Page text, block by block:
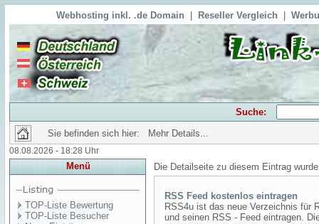
Webhosting inkl. .de Domain Reseller Vergleich
Suche:
Sie befinden sich hier: Mehr Details...
08.08.2026 - 18:28 Uhr
Menü
TOP-Liste Bewertung
TOP-Liste Besucher
Die Detailseite zu diesem Eintrag
RSS Feed kostenlos eintragen
RSS4u ist das neue Verzeichnis für
und seinen RSS - Feed eintragen.